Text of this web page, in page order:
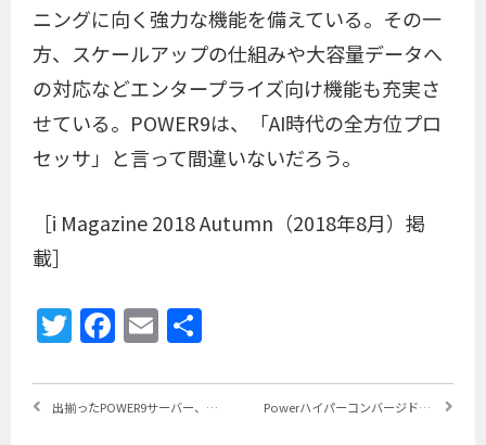
ニングに向く強力な機能を備えている。その一
方、スケールアップの仕組みや大容量データへ
の対応などエンタープライズ向け機能も充実さ
せている。POWER9は、「AI時代の全方位プロ
セッサ」と言って間違いないだろう。
［i Magazine 2018 Autumn（2018年8月）掲
載］
Twitter
Facebook
Email
出揃ったPOWER9サーバー、AI・クラウド対応を大きく拡大 ～スケールアウト、スケールアップ、Linux専用、AI向けなど多様なラインナップ Powerハイパーコンバージドの世界が大きく拡大 ～Nutanix AHVがAIXをサポート、PowerVM・PowerVCでもHCIを実現